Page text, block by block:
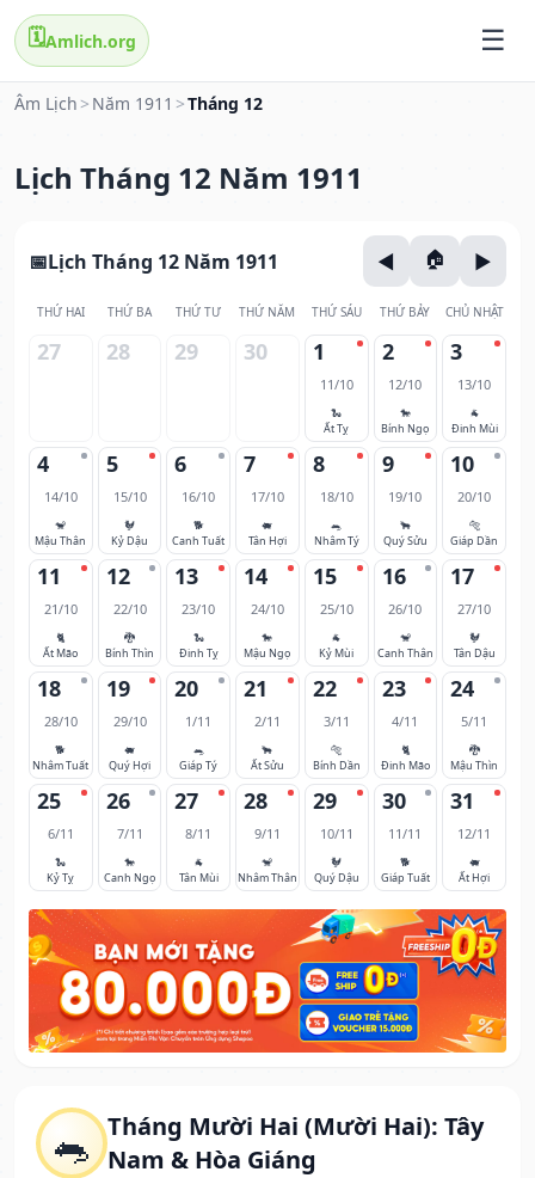
🗓️Amlich.org
Âm Lịch > Năm 1911 >Tháng 12
Lịch Tháng 12 Năm 1911
🐀 Tháng Mười Hai (Mười Hai): Tây
Nam & Hòa Giáng
Lịch Tháng 12 Năm 1911
THỨ HAI THỨ BA THỨ TƯ THỨ NĂM THỨ SÁU THỨ BẢY CHỦ NHẬT
27 28 29 30 1
11/10
🐍
Ất Tỵ
2
12/10
🐎
Bính Ngọ
3
13/10
🐐
Đinh Mùi
4
14/10
🐒
Mậu Thân
5
15/10
🐓
Kỷ Dậu
6
16/10
🐕
Canh Tuất
7
17/10
🐖
Tân Hợi
8
18/10
🐀
Nhâm Tý
9
19/10
🐂
Quý Sửu
10
20/10
🐅
Giáp Dần
11
21/10
🐈
Ất Mão
12
22/10
🐉
Bính Thìn
13
23/10
🐍
Đinh Tỵ
14
24/10
🐎
Mậu Ngọ
15
25/10
🐐
Kỷ Mùi
16
26/10
🐒
Canh Thân
17
27/10
🐓
Tân Dậu
18
28/10
🐕
Nhâm Tuất
19
29/10
🐖
Quý Hợi
20
1/11
🐀
Giáp Tý
21
2/11
🐂
Ất Sửu
22
3/11
🐅
Bính Dần
23
4/11
🐈
Đinh Mão
24
5/11
🐉
Mậu Thìn
25
6/11
🐍
Kỷ Tỵ
26
7/11
🐎
Canh Ngọ
27
8/11
🐐
Tân Mùi
28
9/11
🐒
Nhâm Thân
29
10/11
🐓
Quý Dậu
30
11/11
🐕
Giáp Tuất
31
12/11
🐖
Ất Hợi